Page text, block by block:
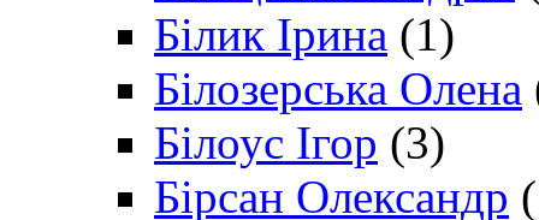
Білик Ірина (1)
Білозерська Олена
Білоус Ігор (3)
Бірсан Олександр